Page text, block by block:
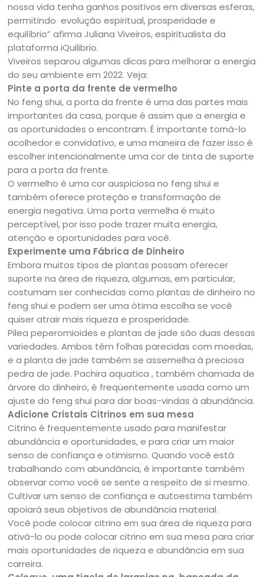
nossa vida tenha ganhos positivos em diversas esferas,
permitindo evolução espiritual, prosperidade e
equilíbrio” afirma Juliana Viveiros, espiritualista da
plataforma iQuilibrio.
Viveiros separou algumas dicas para melhorar a energia
do seu ambiente em 2022. Veja:
Pinte a porta da frente de vermelho
No feng shui, a porta da frente é uma das partes mais
importantes da casa, porque é assim que a energia e
as oportunidades o encontram. É importante torná-lo
acolhedor e convidativo, e uma maneira de fazer isso é
escolher intencionalmente uma cor de tinta de suporte
para a porta da frente.
O vermelho é uma cor auspiciosa no feng shui e
também oferece proteção e transformação de
energia negativa. Uma porta vermelha é muito
perceptível, por isso pode trazer muita energia,
atenção e oportunidades para você.
Experimente uma Fábrica de Dinheiro
Embora muitos tipos de plantas possam oferecer
suporte na área de riqueza, algumas, em particular,
costumam ser conhecidas como plantas de dinheiro no
feng shui e podem ser uma ótima escolha se você
quiser atrair mais riqueza e prosperidade.
Pilea peperomioides e plantas de jade são duas dessas
variedades. Ambos têm folhas parecidas com moedas,
e a planta de jade também se assemelha à preciosa
pedra de jade. Pachira aquatica , também chamada de
árvore do dinheiro, é freqüentemente usada como um
ajuste do feng shui para dar boas-vindas à abundância.
Adicione Cristais Citrinos em sua mesa
Citrino é frequentemente usado para manifestar
abundância e oportunidades, e para criar um maior
senso de confiança e otimismo. Quando você está
trabalhando com abundância, é importante também
observar como você se sente a respeito de si mesmo.
Cultivar um senso de confiança e autoestima também
apoiará seus objetivos de abundância material.
Você pode colocar citrino em sua área de riqueza para
ativá-lo ou pode colocar citrino em sua mesa para criar
mais oportunidades de riqueza e abundância em sua
carreira.